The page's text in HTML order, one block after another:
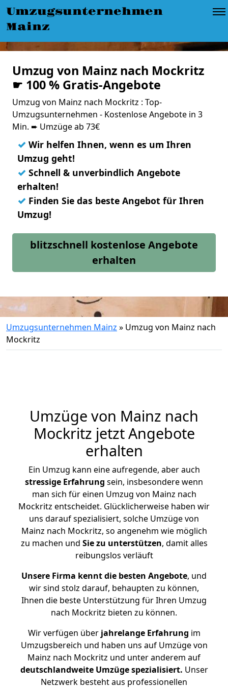
Umzugsunternehmen
Mainz
Umzug von Mainz nach Mockritz
☛ 100 % Gratis-Angebote
Umzug von Mainz nach Mockritz : Top-
Umzugsunternehmen - Kostenlose Angebote in 3
Min. ➨ Umzüge ab 73€
✓ Wir helfen Ihnen, wenn es um Ihren
Umzug geht!
✓ Schnell & unverbindlich Angebote
erhalten!
✓ Finden Sie das beste Angebot für Ihren
Umzug!
blitzschnell kostenlose Angebote
erhalten
Umzugsunternehmen Mainz » Umzug von Mainz nach
Mockritz
Umzüge von Mainz nach
Mockritz jetzt Angebote
erhalten
Ein Umzug kann eine aufregende, aber auch
stressige Erfahrung sein, insbesondere wenn
man sich für einen Umzug von Mainz nach
Mockritz entscheidet. Glücklicherweise haben wir
uns darauf spezialisiert, solche Umzüge von
Mainz nach Mockritz, so angenehm wie möglich
zu machen und Sie zu unterstützen, damit alles
reibungslos verläuft
Unsere Firma kennt die besten Angebote, und
wir sind stolz darauf, behaupten zu können,
Ihnen die beste Unterstützung für Ihren Umzug
nach Mockritz bieten zu können.
Wir verfügen überjahrelange Erfahrung im
Umzugsbereich und haben uns auf Umzüge von
Mainz nach Mockritz und unter anderem auf
deutschlandweite Umzüge spezialisiert. Unser
Netzwerk besteht aus professionellen